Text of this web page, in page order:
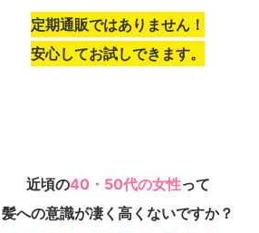
定期通販ではありません！
安心してお試しできます。
近頃の40・50代の女性って
髪への意識が凄く高くないですか？